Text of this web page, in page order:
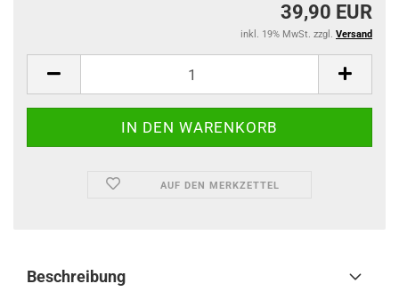
39,90 EUR
inkl. 19% MwSt. zzgl. Versand
AUF DEN MERKZETTEL
Beschreibung